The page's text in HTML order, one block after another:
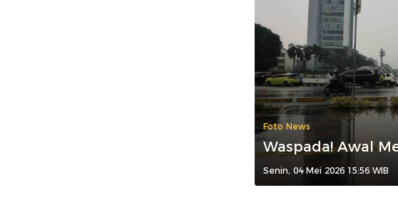
Foto News
Waspada! Awal
Senin, 04 Mei 2026 15:56 WIB